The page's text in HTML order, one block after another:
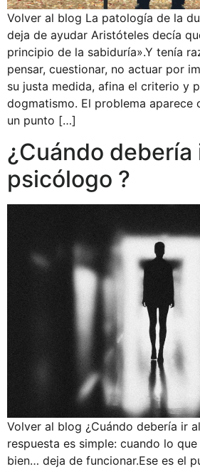
Volver al blog La patología de la
deja de ayudar Aristóteles decía
principio de la sabiduría».Y tenía
pensar, cuestionar, no actuar por
su justa medida, afina el criterio y
dogmatismo. El problema aparece
un punto […]
¿Cuándo debería
psicólogo ?
Volver al blog ¿Cuándo debería ir
respuesta es simple: cuando lo
bien… deja de funcionar.Ese es el